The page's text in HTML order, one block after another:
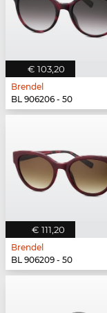
€ 103,20
Brendel
BL 906206 - 50
€ 111,20
Brendel
BL 906209 - 50